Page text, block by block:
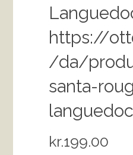
https://
/da/
santa-
kr.199.00